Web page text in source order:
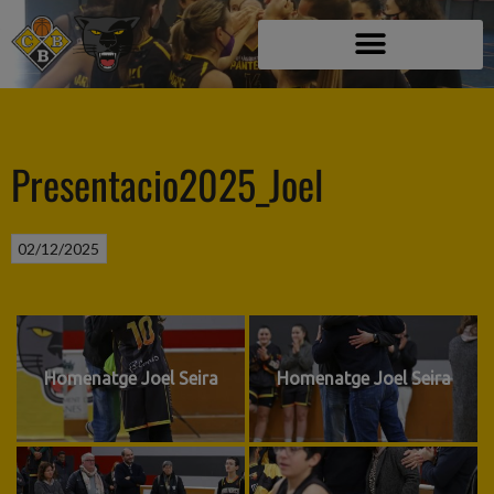
Presentacio2025_Joel
02/12/2025
Homenatge Joel Seira Homenatge Joel Seira